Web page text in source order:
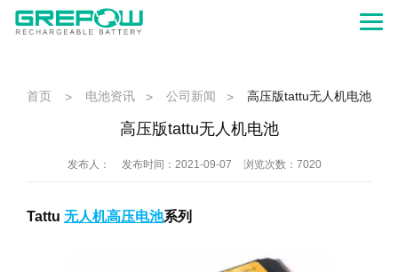
首页 > 电池资讯 > 公司新闻 > 高压版tattu无人机电池
高压版tattu无人机电池
发布人： 发布时间：2021-09-07 浏览次数：7020
Tattu 无人机高压电池系列